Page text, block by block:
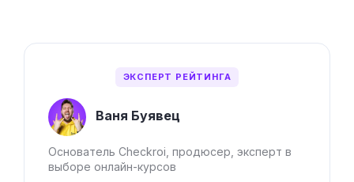
ЭКСПЕРТ РЕЙТИНГА
Ваня Буявец
Основатель Checkroi, продюсер, эксперт в
выборе онлайн-курсов